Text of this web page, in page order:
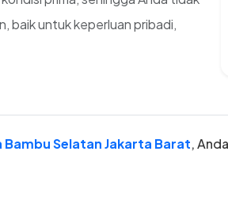
baik untuk keperluan pribadi,
Bambu Selatan Jakarta Barat,